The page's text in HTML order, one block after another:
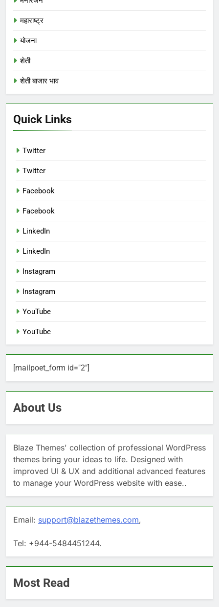
महाराष्ट्र
योजना
शेती
शेती बाजार भाव
Quick Links
Twitter
Twitter
Facebook
Facebook
LinkedIn
LinkedIn
Instagram
Instagram
YouTube
YouTube
[mailpoet_form id="2"]
About Us
Blaze Themes' collection of professional WordPress
themes bring your ideas to life. Designed with
improved UI & UX and additional advanced features
to manage your WordPress website with ease..
Email: support@blazethemes.com,
Tel: +944-5484451244.
Most Read